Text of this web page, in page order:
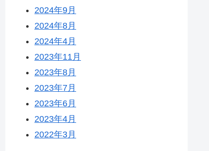
2024年9月
2024年8月
2024年4月
2023年11月
2023年8月
2023年7月
2023年6月
2023年4月
2022年3月